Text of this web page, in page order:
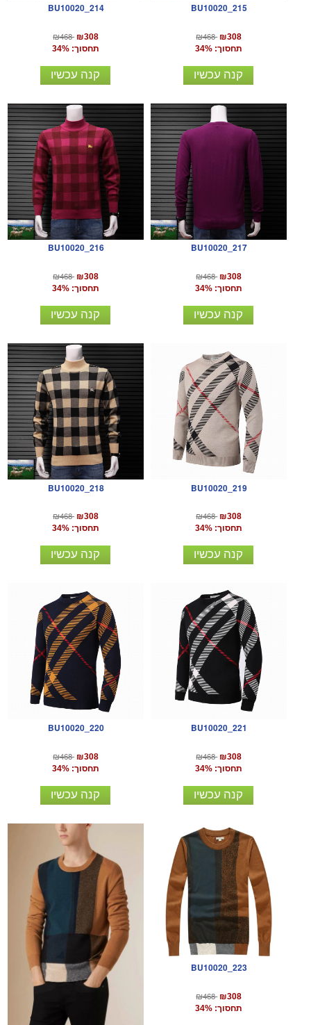
BU10020_214
₪468 ₪308
תחסוך: 34%
קנה עכשיו
BU10020_215
₪468 ₪308
תחסוך: 34%
קנה עכשיו
BU10020_216
₪468 ₪308
תחסוך: 34%
קנה עכשיו
BU10020_217
₪468 ₪308
תחסוך: 34%
קנה עכשיו
BU10020_218
₪468 ₪308
תחסוך: 34%
קנה עכשיו
BU10020_219
₪468 ₪308
תחסוך: 34%
קנה עכשיו
BU10020_220
₪468 ₪308
תחסוך: 34%
קנה עכשיו
BU10020_221
₪468 ₪308
תחסוך: 34%
קנה עכשיו
BU10020_223
₪468 ₪308
תחסוך: 34%